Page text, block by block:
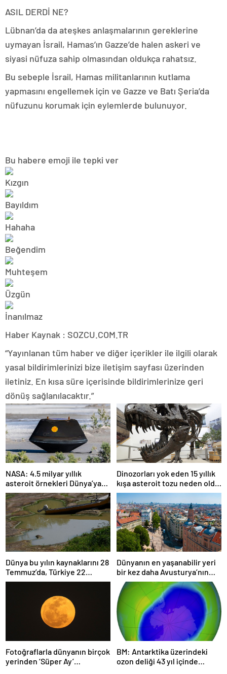
ASIL DERDİ NE?
Lübnan’da da ateşkes anlaşmalarının gereklerine
uymayan İsrail, Hamas’ın Gazze’de halen askeri ve
siyasi nüfuza sahip olmasından oldukça rahatsız.
Bu sebeple İsrail, Hamas militanlarının kutlama
yapmasını engellemek için ve Gazze ve Batı Şeria’da
nüfuzunu korumak için eylemlerde bulunuyor.
Bu habere emoji ile tepki ver
Haber Kaynak : SOZCU.COM.TR
“Yayınlanan tüm haber ve diğer içerikler ile ilgili olarak
yasal bildirimlerinizi bize iletişim sayfası üzerinden
iletiniz. En kısa süre içerisinde bildirimlerinize geri
dönüş sağlanılacaktır.”
NASA: 4.5 milyar yıllık
asteroit örnekleri Dünya’ya
getirildi; yaşamın
başlangıcına ışık tutabilir
Dinozorları yok eden 15 yıllık
kışa asteroit tozu neden oldu
| Araştırma
Dünya bu yılın kaynaklarını 28
Temmuz’da, Türkiye 22
Haziran’da tüketti
Dünyanın en yaşanabilir yeri
bir kez daha Avusturya’nın
başkenti Viyana oldu
Fotoğraflarla dünyanın birçok
yerinden ‘Süper Ay’
BM: Antarktika üzerindeki
ozon deliği 43 yıl içinde